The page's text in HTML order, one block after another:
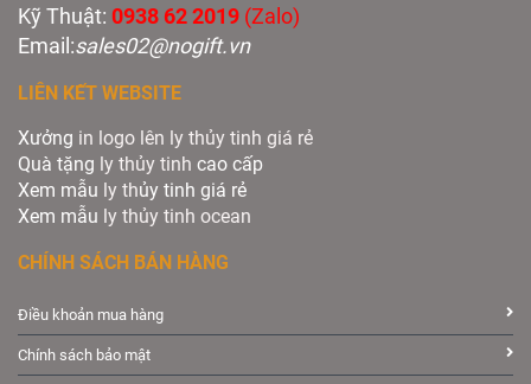
Kỹ Thuật: 0938 62 2019 (Zalo)
Email:sales02@nogift.vn
LIÊN KẾT WEBSITE
Xưởng in logo lên ly thủy tinh giá rẻ
Quà tặng ly thủy tinh cao cấp
Xem mẫu ly thủy tinh giá rẻ
Xem mẫu ly thủy tinh ocean
CHÍNH SÁCH BÁN HÀNG
Điều khoản mua hàng
Chính sách bảo mật